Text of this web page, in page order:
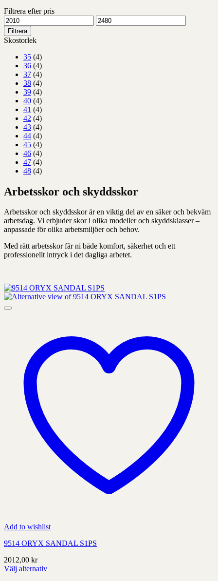
Filtrera efter pris
Min
pris
Max
pris
Filtrera
Skostorlek
35 (4)
36 (4)
37 (4)
38 (4)
39 (4)
40 (4)
41 (4)
42 (4)
43 (4)
44 (4)
45 (4)
46 (4)
47 (4)
48 (4)
Arbetsskor och skyddsskor
Arbetsskor och skyddsskor är en viktig del av en säker och bekväm
arbetsdag. Vi erbjuder skor i olika modeller och skyddsklasser –
anpassade för olika arbetsmiljöer och behov.
Med rätt arbetsskor får ni både komfort, säkerhet och ett
professionellt intryck i det dagliga arbetet.
Add to wishlist
9514 ORYX SANDAL S1PS
2012,00 kr
Välj alternativ